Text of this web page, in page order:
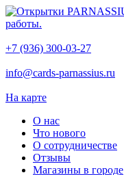
+7 (936) 300-03-27
info@cards-parnassius.ru
На карте
О нас
Что нового
О сотрудничестве
Отзывы
Магазины в городе